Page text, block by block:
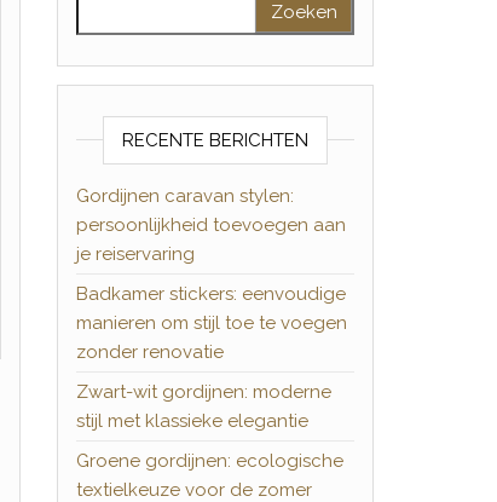
RECENTE BERICHTEN
Gordijnen caravan stylen:
persoonlijkheid toevoegen aan
je reiservaring
Badkamer stickers: eenvoudige
manieren om stijl toe te voegen
zonder renovatie
Zwart-wit gordijnen: moderne
stijl met klassieke elegantie
Groene gordijnen: ecologische
textielkeuze voor de zomer